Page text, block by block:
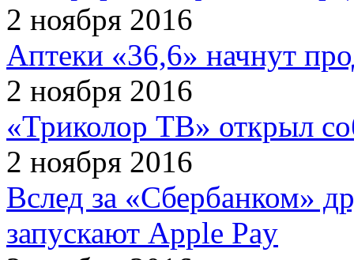
2 ноября 2016
Аптеки «36,6» начнут
2 ноября 2016
«Триколор ТВ» открыл
2 ноября 2016
Вслед за «Сбербанком»
запускают Apple Pay